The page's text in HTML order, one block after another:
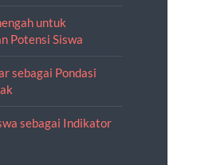
untuk
Potensi Siswa
sebagai Pondasi
sebagai Indikator